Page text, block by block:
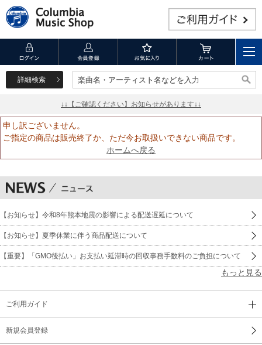
詳細検索 楽曲名・アーティスト名などを入力
楽曲名・アーティスト名などを入力
↓↓【ご確認ください】お知らせがあります↓↓
申し訳ございません。
ご指定の商品は販売終了か、ただ今お取扱いできない商品です。
ホームへ戻る
【お知らせ】令和8年熊本地震の影響による配送遅延について
【お知らせ】夏季休業に伴う商品配送について
【重要】「GMO後払い」お支払い延滞時の回収事務手数料のご負担について
もっと見る
ご利用ガイド
新規会員登録